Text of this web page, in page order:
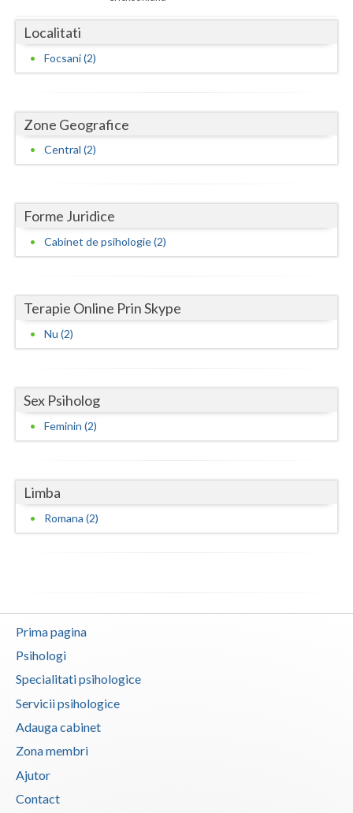
Neamt
Olt
Salaj
Satu-Mare
Suceava
Teleorman
Tulcea
Valcea
Vrancea
Localitati
Focsani (2)
Zone Geografice
Central (2)
Forme Juridice
Cabinet de psihologie (2)
Terapie Online Prin Skype
Nu (2)
Sex Psiholog
Feminin (2)
Limba
Romana (2)
Prima pagina
Psihologi
Specialitati psihologice
Servicii psihologice
Adauga cabinet
Zona membri
Ajutor
Contact